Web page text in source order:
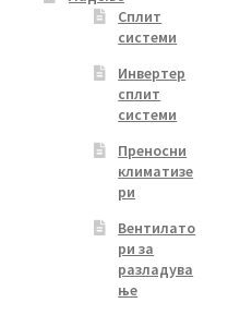
Сплит
системи
Инвертер
сплит
системи
Преносни
климатизе
ри
Вентилато
ри за
разладува
ње